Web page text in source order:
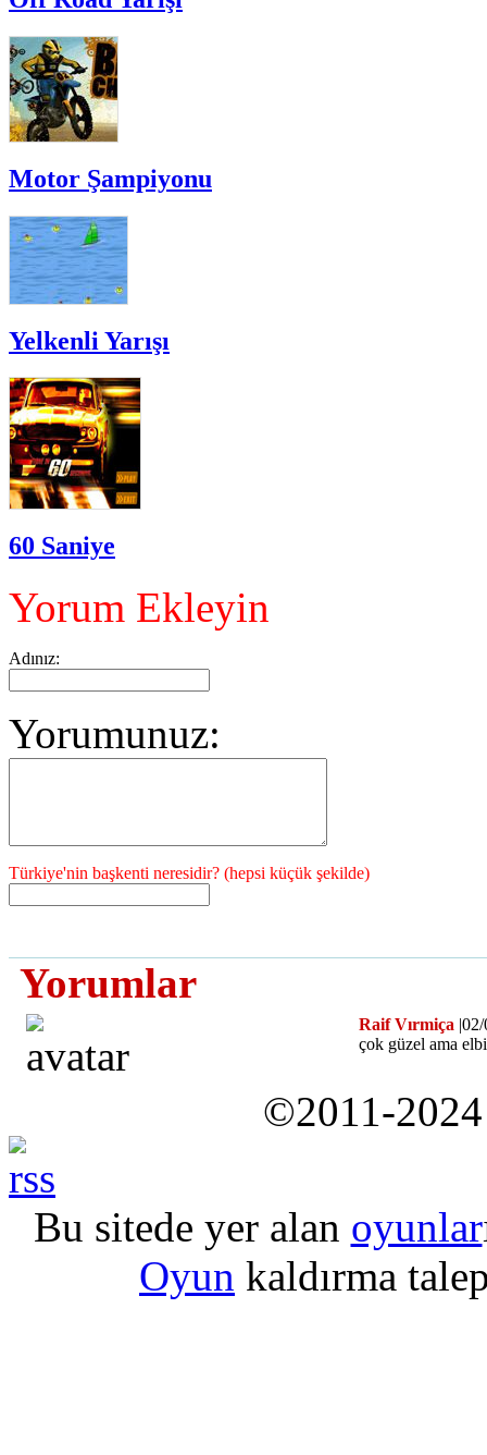
Motor Şampiyonu
Yelkenli Yarışı
60 Saniye
Yorum Ekleyin
Adınız:
Yorumunuz:
Türkiye'nin başkenti neresidir? (hepsi küçük şekilde)
Yorumlar
Raif Vırmiça
çok güzel ama
©2011-
Bu sitede yer alan oyunlar
Oyun kaldırma